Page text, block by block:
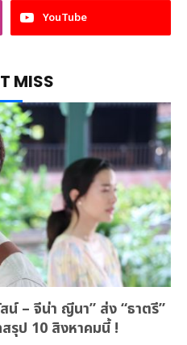
YouTube
MISS
– จีน่า ญีนา” ส่ง “ธาตรี”
รุป 10 สิงหาคมนี้ !